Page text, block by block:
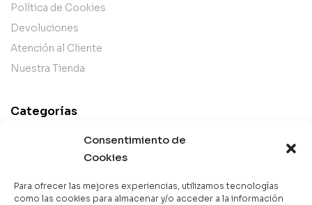
Consentimiento de
Cookies
Para ofrecer las mejores experiencias, utilizamos tecnologías
como las cookies para almacenar y/o acceder a la información
Política de Cookies
Devoluciones
Atención al Cliente
Nuestra Tienda
Categorías
Mejor Valorados
Libros en Oferta